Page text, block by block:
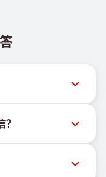
频道会及时更新，
因拦截临时号码的